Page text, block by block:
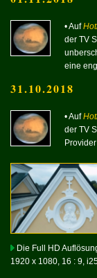
• Auf
der TV
eine
31.10.2018
• Auf
der TV
Die Full HD
1920 x 1080, 16 : 9,